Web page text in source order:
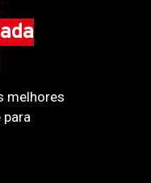
melhores
para